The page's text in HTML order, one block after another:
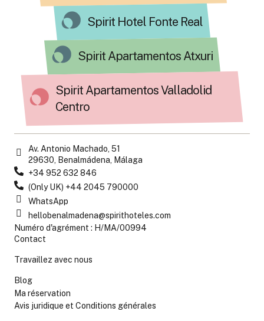
Spirit Hotel Fonte Real
Spirit Apartamentos Atxuri
Spirit Apartamentos Valladolid
Centro
Av. Antonio Machado, 51
29630, Benalmádena, Málaga
+34 952 632 846
(Only UK) +44 2045 790000
WhatsApp
hellobenalmadena@spirithoteles.com
Numéro d'agrément : H/MA/00994
Contact
Travaillez avec nous
Blog
Ma réservation
Avis juridique et Conditions générales